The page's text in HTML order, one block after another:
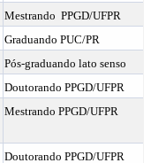
Mestrando PPGD/UFPR
Graduando PUC/PR
Pós-graduando lato senso
Doutorando PPGD/UFPR
Mestrando PPGD/UFPR
Doutorando PPGD/UFPR